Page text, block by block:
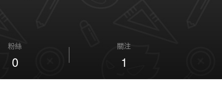
關注
1
粉絲
0